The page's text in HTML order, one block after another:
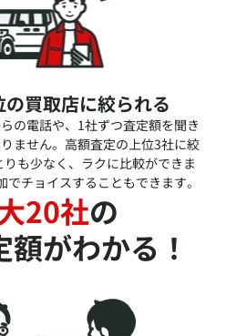
買取店に絞られる
の電話や、1社ずつ査定額を聞き
ません。高額査定の上位3社に絞
も少なく、ラクに比較ができま
チョイスすることもできます。
20社の
がわかる！